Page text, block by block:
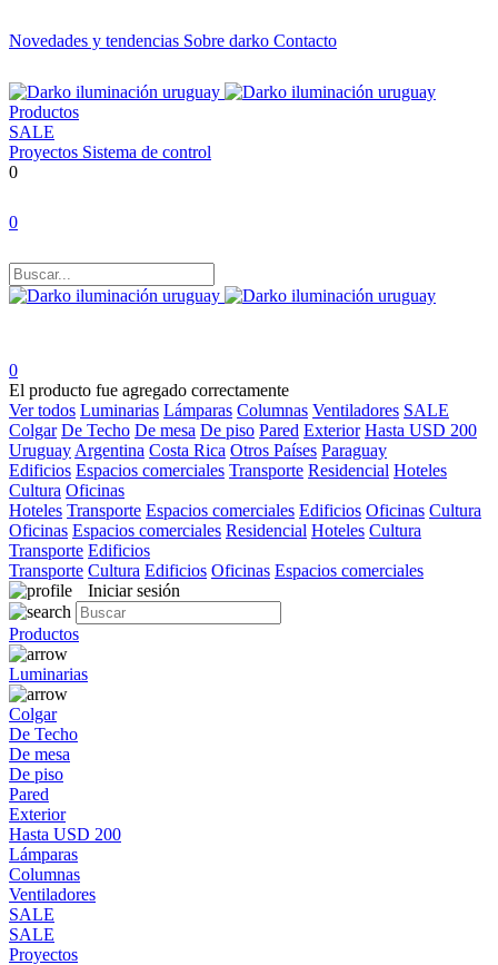
Novedades y tendencias Sobre darko Contacto
Productos
SALE
Proyectos Sistema de control
0
0
0
El producto fue agregado correctamente
Ver todos Luminarias Lámparas Columnas Ventiladores SALE
Colgar De Techo De mesa De piso Pared Exterior Hasta USD 200
Uruguay Argentina Costa Rica Otros Países Paraguay
Edificios Espacios comerciales Transporte Residencial Hoteles
Cultura Oficinas
Hoteles Transporte Espacios comerciales Edificios Oficinas Cultura
Oficinas Espacios comerciales Residencial Hoteles Cultura
Transporte Edificios
Transporte Cultura Edificios Oficinas Espacios comerciales
Iniciar sesión
Productos
Luminarias
Colgar
De Techo
De mesa
De piso
Pared
Exterior
Hasta USD 200
Lámparas
Columnas
Ventiladores
SALE
SALE
Proyectos